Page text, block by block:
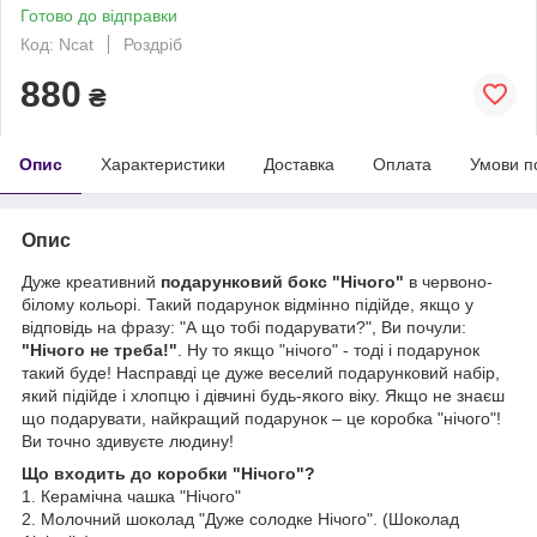
Готово до відправки
Код: Ncat
Роздріб
880 ₴
Опис Характеристики Доставка Оплата Умови
Опис
Дуже креативний подарунковий бокс "Нічого" в червоно-
білому кольорі. Такий подарунок відмінно підійде, якщо у
відповідь на фразу: "А що тобі подарувати?", Ви почули:
"Нічого не треба!" . Ну то якщо "нічого" - тоді і подарунок
такий буде! Насправді це дуже веселий подарунковий набір,
який підійде і хлопцю і дівчині будь-якого віку. Якщо не знаєш
що подарувати, найкращий подарунок – це коробка "нічого"!
Ви точно здивуєте людину!
Що входить до коробки "Нічого"?
1. Керамічна чашка "Нічого"
2. Молочний шоколад "Дуже солодке Нічого". (Шоколад